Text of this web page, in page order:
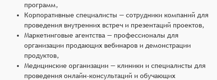
программ,
Корпоративные специалисты — сотрудники компаний для
проведения внутренних встреч и презентаций проектов,
Маркетинговые агентства — профессионалы для
организации продающих вебинаров и демонстрации
продуктов,
Медицинские организации — клиники и специалисты для
проведения онлайн-консультаций и обучающих